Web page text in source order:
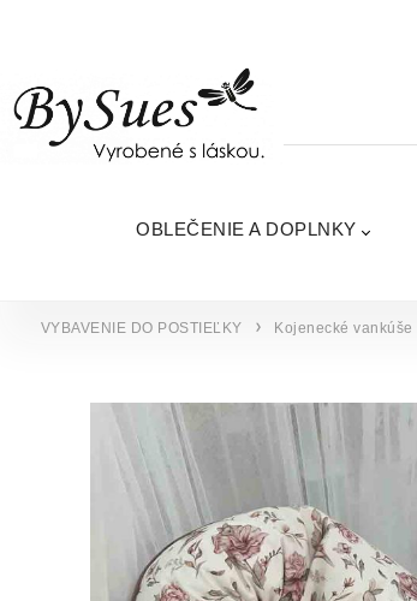
OBLEČENIE A DOPLNKY
VYBAVENIE DO POSTIEĽKY Kojenecké vankúše